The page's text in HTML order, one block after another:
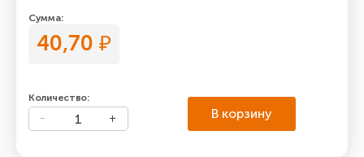
Сумма:
40,70 ₽
Количество:
В корзину